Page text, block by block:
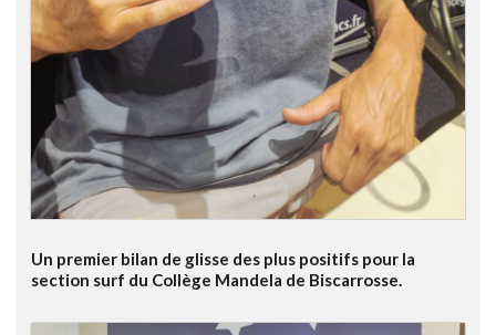
Un premier bilan de glisse des plus positifs pour la
section surf du Collège Mandela de Biscarrosse.